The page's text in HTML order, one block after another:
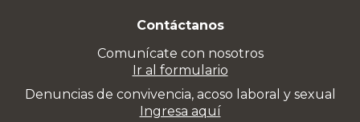
Contáctanos
Comunícate con nosotros
Ir al formulario
Denuncias de convivencia, acoso laboral y sexual
Ingresa aquí